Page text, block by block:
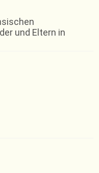
und Eltern in